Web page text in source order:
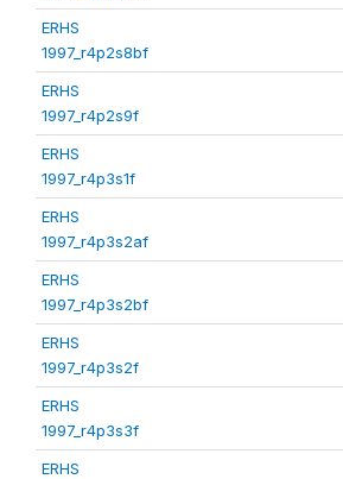
ERHS
1997_r4p2s8bf
ERHS
1997_r4p2s9f
ERHS
1997_r4p3s1f
ERHS
1997_r4p3s2af
ERHS
1997_r4p3s2bf
ERHS
1997_r4p3s2f
ERHS
1997_r4p3s3f
ERHS